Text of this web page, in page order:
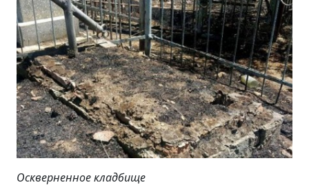
Оскверненноекладбище